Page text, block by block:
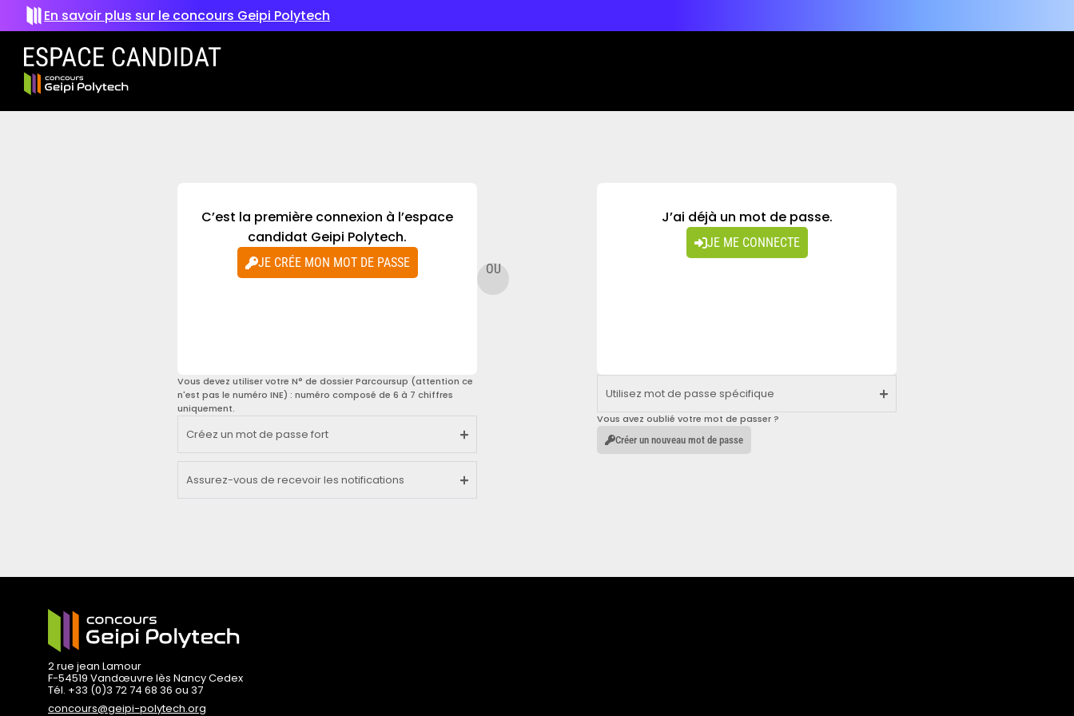
En savoir plus sur le concours Geipi Polytech
C’est la première connexion à l’espace
candidat Geipi Polytech.
JE CRÉE MON MOT DE PASSE
Vous devez utiliser votre N° de dossier Parcoursup (attention ce
n'est pas le numéro INE) : numéro composé de 6 à 7 chiffres
uniquement.
Créez un mot de passe fort
Assurez-vous de recevoir les notifications
OU
J’ai déjà un mot de passe.
JE ME CONNECTE
Utilisez mot de passe spécifique
Vous avez oublié votre mot de passer ?
Créer un nouveau mot de passe
2 rue jean Lamour
F-54519 Vandœuvre lès Nancy Cedex
Tél. +33 (0)3 72 74 68 36 ou 37
concours@geipi-polytech.org